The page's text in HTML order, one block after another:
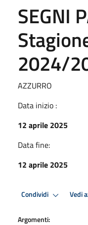
SEGNI
2024/
AZZURRO
Data inizio :
12 aprile 2025
Data fine:
12 aprile 2025
Condividi Vedi
Argomenti: